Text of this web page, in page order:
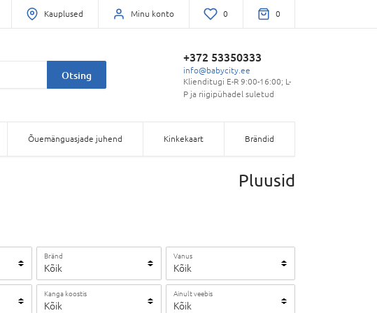
Kauplused Minu konto 0 0
Otsing
+372 53350333
info@babycity.ee
Klienditugi E-R 9:00-16:00; L-
P ja riigipühadel suletud
Õuemänguasjade juhend Kinkekaart Brändid
Pluusid
Bränd
Kõik
Vanus
Kõik
Kanga koostis
Kõik
Ainult veebis
Kõik